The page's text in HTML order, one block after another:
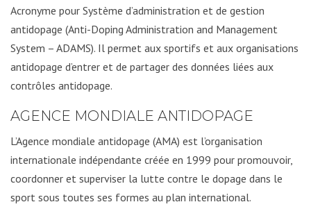
Acronyme pour Système d’administration et de gestion
antidopage (Anti-Doping Administration and Management
System – ADAMS). Il permet aux sportifs et aux organisations
antidopage d’entrer et de partager des données liées aux
contrôles antidopage.
AGENCE MONDIALE ANTIDOPAGE
L’Agence mondiale antidopage (AMA) est l’organisation
internationale indépendante créée en 1999 pour promouvoir,
coordonner et superviser la lutte contre le dopage dans le
sport sous toutes ses formes au plan international.